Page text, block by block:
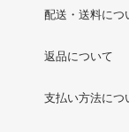
配送・送料につ
返品について
支払い方法につ